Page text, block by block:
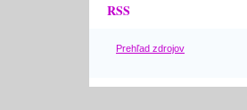
RSS
Prehľad zdrojov